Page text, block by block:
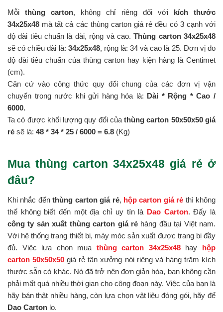
Mỗithùng carton, không chỉ riêng đối với kích thước
34x25x48 mà tất cả các thùng carton giá rẻ đều có 3 cạnh với
độ dài tiêu chuẩn là dài, rộng và cao.Thùng carton 34x25x48
sẽ có chiều dài là: 34x25x48, rộng là: 34 và cao là 25. Đơn vị đo
độ dài tiêu chuẩn của thùng carton hay kiện hàng là Centimet
(cm).
Căn cứ vào công thức quy đổi chung của các đơn vị vận
chuyển trong nước khi gửi hàng hóa là: Dài * Rộng * Cao /
6000.
Ta có được khối lượng quy đổi củathùng carton 50x50x50 giá
rẻ sẽ là: 48 * 34 * 25 / 6000 = 6.8 (Kg)
Mua thùng carton 34x25x48 giá rẻ ở
đâu?
Khi nhắc đếnthùng carton giá rẻ, hộp carton giá rẻ thì không
thể không biết đến một địa chỉ uy tín là Dao Carton. Đấy là
công ty sản xuất thùng carton giá rẻhàng đầu tại Việt nam.
Với hệ thống trang thiết bị, máy móc sản xuất được trang bị đầy
đủ. Việc lựa chọn mua thùng carton 34x25x48hay hộp
carton 50x50x50 giá rẻ tận xưởng nói riêng và hàng trăm kích
thước sẵn có khác. Nó đã trở nên đơn giản hóa, bạn không cần
phải mất quá nhiều thời gian cho công đoạn này. Việc của bạn là
hãy bán thật nhiều hàng, còn lựa chọn vật liệu đóng gói, hãy để
Dao Carton lo.